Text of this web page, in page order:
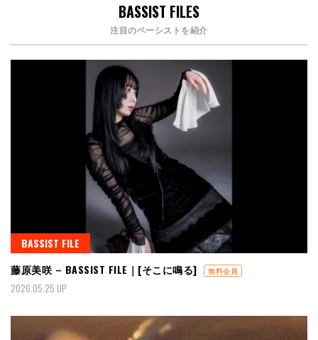
BASSIST FILES
注目のベーシストを紹介
BASSIST FILE
藤原美咲 – BASSIST FILE｜[そこに鳴る]
無料会員
2026.05.25 UP